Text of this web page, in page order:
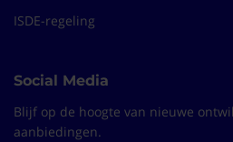
Top spul, werkt prima en ook
Roy
22-12-2023
ISDE-regeling
Social Media
Blijf op de hoogte van nieuwe
aanbiedingen.